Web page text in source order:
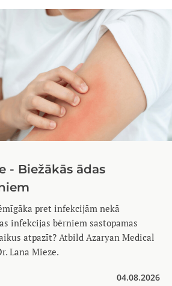
- Biežākās ādas
pret infekcijām nekā
infekcijas bērniem sastopamas
atpazīt? Atbild Azaryan Medical
Lana Mieze.
04.08.2026